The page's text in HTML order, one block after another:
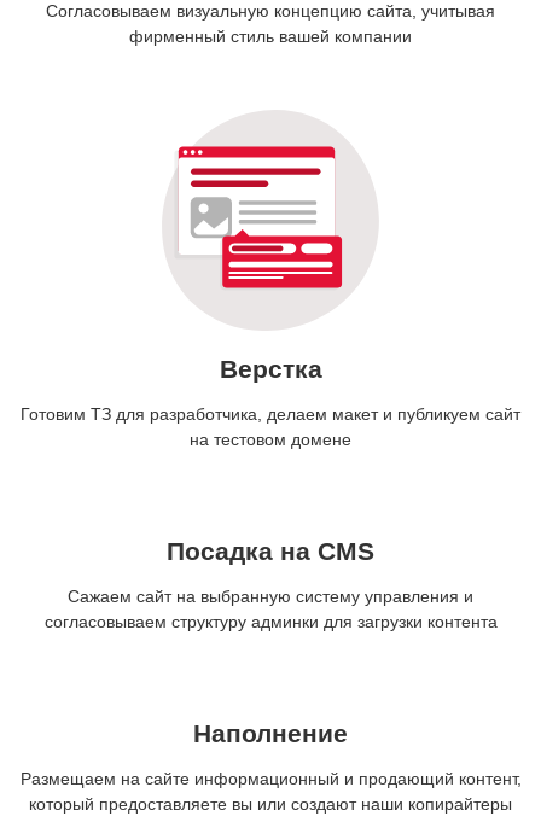
Согласовываем визуальную концепцию сайта, учитывая
фирменный стиль вашей компании
Верстка
Готовим ТЗ для разработчика, делаем макет и публикуем сайт
на тестовом домене
Посадка на CMS
Сажаем сайт на выбранную систему управления и
согласовываем структуру админки для загрузки контента
Наполнение
Размещаем на сайте информационный и продающий контент,
который предоставляете вы или создают наши копирайтеры